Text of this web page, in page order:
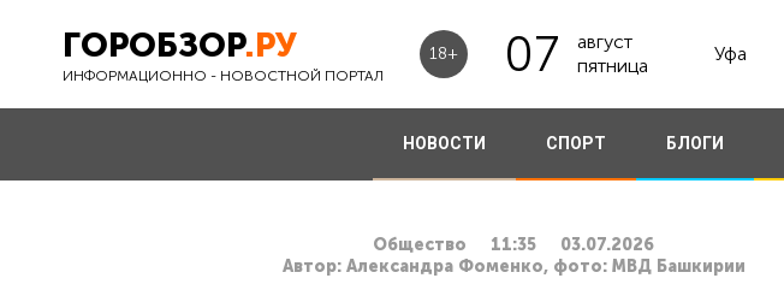
ГОРОБЗОР.РУ
ИНФОРМАЦИОННО - НОВОСТНОЙ ПОРТАЛ
18+ 07
август
пятница
Уфа
НОВОСТИ СПОРТ БЛОГИ
Общество 11:35
03.07.2026
Автор: Александра Фоменко, фото: МВД Башкирии